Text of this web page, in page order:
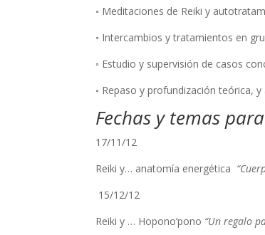
◦ Meditaciones de Reiki y
◦ Intercambios y tratamientos en
◦ Estudio y supervisión de casos
◦ Repaso y profundización teórica,
Fechas y temas
17/11/12
Reiki y… anatomía energética
15/12/12
Reiki y … Hopono’pono “Un regalo